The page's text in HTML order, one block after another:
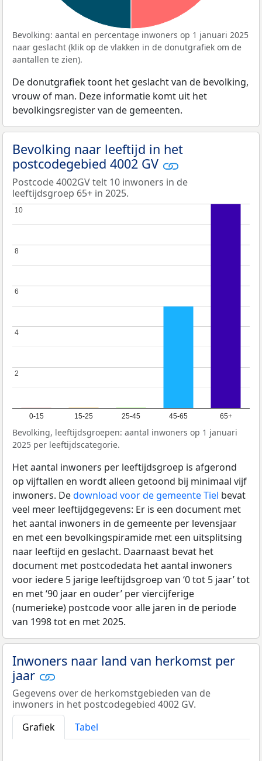
Bevolking: aantal en percentage inwoners op 1 januari 2025
naar geslacht (klik op de vlakken in de donutgrafiek om de
aantallen te zien).
De donutgrafiek toont het geslacht van de bevolking,
vrouw of man. Deze informatie komt uit het
bevolkingsregister van de gemeenten.
Bevolking naar leeftijd in het
postcodegebied 4002 GV
Postcode 4002GV telt 10 inwoners in de
leeftijdsgroep 65+ in 2025.
0-15 15-25 25-45 45-65 65+
2
2
4
4
6
6
8
8
10
10
Bevolking, leeftijdsgroepen: aantal inwoners op 1 januari
2025 per leeftijdscategorie.
Het aantal inwoners per leeftijdsgroep is afgerond
op vijftallen en wordt alleen getoond bij minimaal vijf
inwoners. Dedownload voor de gemeente Tiel bevat
veel meer leeftijdgegevens: Er is een document met
het aantal inwoners in de gemeente per levensjaar
en met een bevolkingspiramide met een uitsplitsing
naar leeftijd en geslacht. Daarnaast bevat het
document met postcodedata het aantal inwoners
voor iedere 5 jarige leeftijdsgroep van ‘0 tot 5 jaar’ tot
en met ‘90 jaar en ouder’ per viercijferige
(numerieke) postcode voor alle jaren in de periode
van 1998 tot en met 2025.
Inwoners naar land van herkomst per
jaar
Gegevens over de herkomstgebieden van de
inwoners in het postcodegebied 4002 GV.
Grafiek
Tabel